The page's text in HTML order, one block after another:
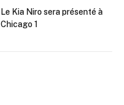
Le Kia Niro sera présenté à
Chicago 1